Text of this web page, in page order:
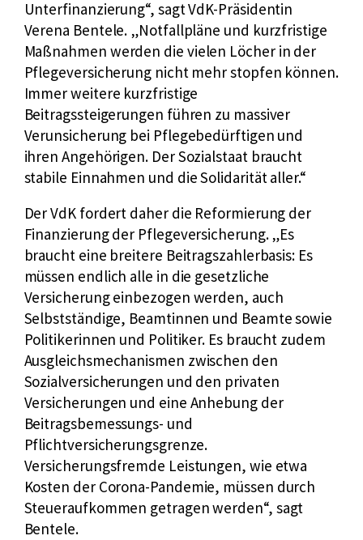
c
h
e
U
i
o
n
Unterfinanzierung“, sagt VdK-Präsidentin
Verena Bentele. „Notfallpläne und kurzfristige
Maßnahmen werden die vielen Löcher in der
Pflegeversicherung nicht mehr stopfen können.
Immer weitere kurzfristige
Beitragssteigerungen führen zu massiver
Verunsicherung bei Pflegebedürftigen und
ihren Angehörigen. Der Sozialstaat braucht
stabile Einnahmen und die Solidarität aller.“
Der VdK fordert daher die Reformierung der
Finanzierung der Pflegeversicherung. „Es
braucht eine breitere Beitragszahlerbasis: Es
müssen endlich alle in die gesetzliche
Versicherung einbezogen werden, auch
Selbstständige, Beamtinnen und Beamte sowie
Politikerinnen und Politiker. Es braucht zudem
Ausgleichsmechanismen zwischen den
Sozialversicherungen und den privaten
Versicherungen und eine Anhebung der
Beitragsbemessungs- und
Pflichtversicherungsgrenze.
Versicherungsfremde Leistungen, wie etwa
Kosten der Corona-Pandemie, müssen durch
Steueraufkommen getragen werden“, sagt
Bentele.